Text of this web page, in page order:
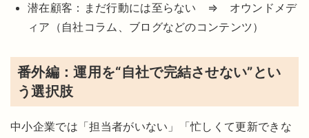
潜在顧客：まだ行動には至らない ⇒ オウンドメデ
ィア（自社コラム、ブログなどのコンテンツ）
番外編：運用を“自社で完結させない”とい
う選択肢
中小企業では「担当者がいない」「忙しくて更新できな